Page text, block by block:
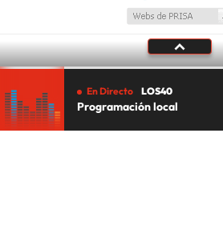
En Directo LOS40
Programación local